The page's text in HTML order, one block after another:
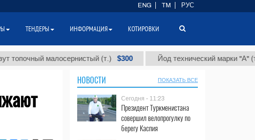
малосернистый (т.) $300 Йод технический марки "А" (т.) $86
НОВОСТИ ПОКАЗАТЬ ВСЕ
Сегодня - 11:23
Президент Туркменистана
совершил велопрогулку по
берегу Каспия
ENG TM РУС
ТЕНДЕРЫ ИНФОРМАЦИЯ КОТИРОВКИ